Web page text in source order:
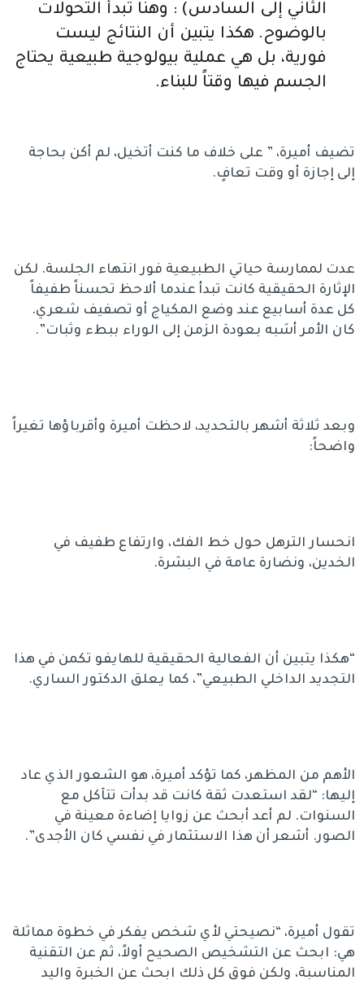
الثاني إلى السادس) : وهنا تبدأ التحولات
بالوضوح. هكذا يتبين أن النتائج ليست
فورية، بل هي عملية بيولوجية طبيعية يحتاج
الجسم فيها وقتاً للبناء.
تضيف أميرة، ” على خلاف ما كنت أتخيل، لم أكن بحاجة
إلى إجازة أو وقت تعافٍ.
عدت لممارسة حياتي الطبيعية فور انتهاء الجلسة. لكن
الإثارة الحقيقية كانت تبدأ عندما ألاحظ تحسناً طفيفاً
كل عدة أسابيع عند وضع المكياج أو تصفيف شعري.
كان الأمر أشبه بعودة الزمن إلى الوراء ببطء وثبات”.
وبعد ثلاثة أشهر بالتحديد، لاحظت أميرة وأقرباؤها تغيراً
واضحاً:
انحسار الترهل حول خط الفك، وارتفاع طفيف في
الخدين، ونضارة عامة في البشرة.
“هكذا يتبين أن الفعالية الحقيقية للهايفو تكمن في هذا
التجديد الداخلي الطبيعي”، كما يعلق الدكتور الساري.
الأهم من المظهر، كما تؤكد أميرة، هو الشعور الذي عاد
إليها: “لقد استعدت ثقة كانت قد بدأت تتآكل مع
السنوات. لم أعد أبحث عن زوايا إضاءة معينة في
الصور. أشعر أن هذا الاستثمار في نفسي كان الأجدى”.
تقول أميرة، “نصيحتي لأي شخص يفكر في خطوة مماثلة
هي: ابحث عن التشخيص الصحيح أولاً، ثم عن التقنية
المناسبة، ولكن فوق كل ذلك ابحث عن الخبرة واليد